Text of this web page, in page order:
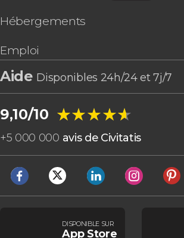
Hébergements
Emploi
Aide Disponibles 24h/24 et 7j/7
9,10/10 ★★★★★
★★★★★
+5 000 000 avis de Civitatis
DISPONIBLE SUR
App Store